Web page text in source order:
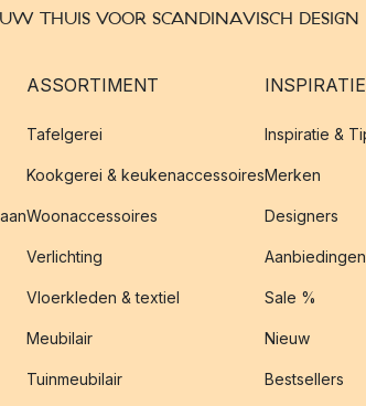
THUIS VOOR SCANDINAVISCH DESIGN
ASSORTIMENT
Tafelgerei
Kookgerei & keukenaccessoires
Woonaccessoires
Verlichting
Vloerkleden & textiel
Meubilair
Tuinmeubilair
INSPIRATIE
Inspiratie &
Merken
Designers
Aanbiedingen
Sale %
Nieuw
Bestsellers